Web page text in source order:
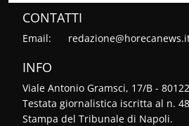
CONTATTI
Email:
INFO
Viale Antonio Gramsci, 17/B -
Testata giornalistica iscritta al n.
Stampa del Tribunale di Napoli.